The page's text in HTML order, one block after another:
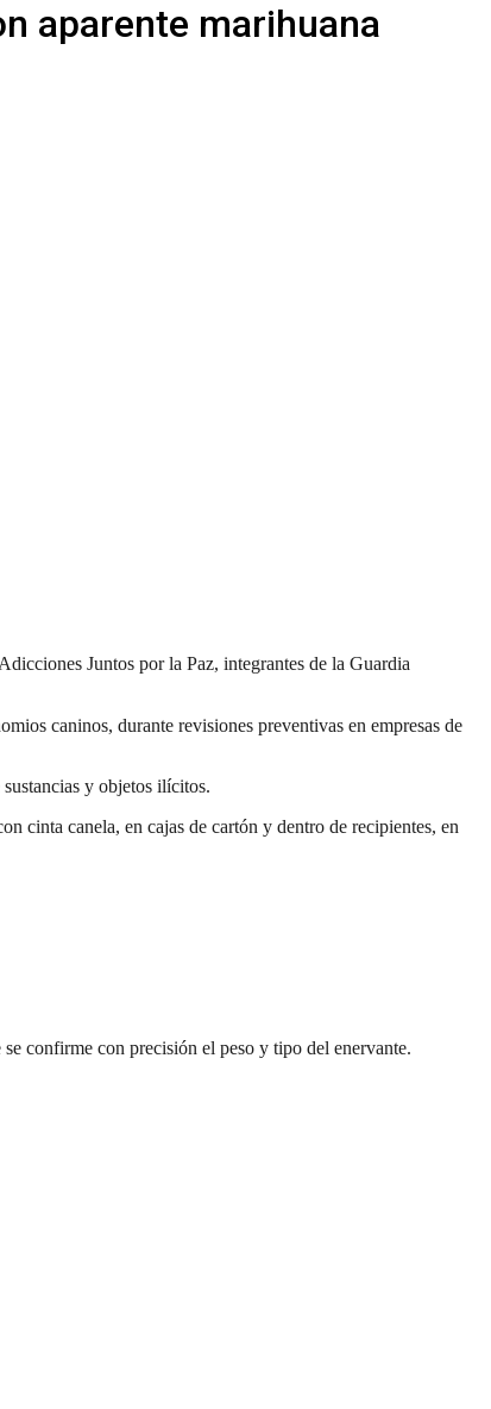
aparente marihuana
Juntos por la Paz, integrantes de la Guardia
caninos, durante revisiones preventivas en empresas de
y objetos ilícitos.
cinta canela, en cajas de cartón y dentro de recipientes, en
confirme con precisión el peso y tipo del enervante.